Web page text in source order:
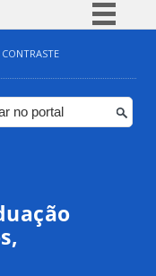
Simplifique!
Comunica BR
Participe